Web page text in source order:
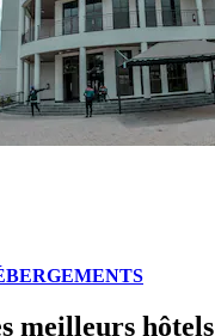
meilleurs hôtels